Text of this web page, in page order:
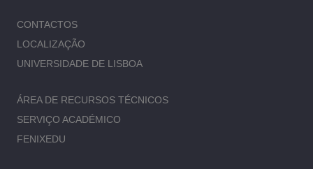
CONTACTOS
LOCALIZAÇÃO
UNIVERSIDADE DE LISBOA
ÁREA DE RECURSOS TÉCNICOS
SERVIÇO ACADÉMICO
FENIXEDU